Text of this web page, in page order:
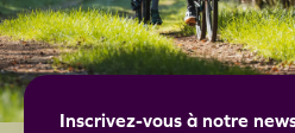
Inscrivez-vous à notre